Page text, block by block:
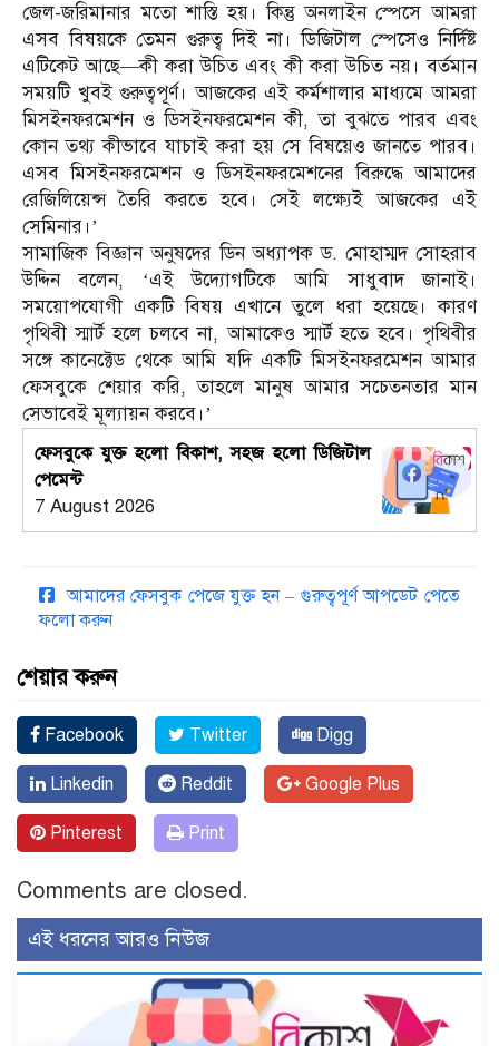
জেল-জরিমানার মতো শাস্তি হয়। কিন্তু অনলাইন স্পেসে আমরা
এসব বিষয়কে তেমন গুরুত্ব দিই না। ডিজিটাল স্পেসেও নির্দিষ্ট
এটিকেট আছে—কী করা উচিত এবং কী করা উচিত নয়। বর্তমান
সময়টি খুবই গুরুত্বপূর্ণ। আজকের এই কর্মশালার মাধ্যমে আমরা
মিসইনফরমেশন ও ডিসইনফরমেশন কী, তা বুঝতে পারব এবং
কোন তথ্য কীভাবে যাচাই করা হয় সে বিষয়েও জানতে পারব।
এসব মিসইনফরমেশন ও ডিসইনফরমেশনের বিরুদ্ধে আমাদের
রেজিলিয়েন্স তৈরি করতে হবে। সেই লক্ষ্যেই আজকের এই
সেমিনার।’
সামাজিক বিজ্ঞান অনুষদের ডিন অধ্যাপক ড. মোহাম্মদ সোহরাব
উদ্দিন বলেন, ‘এই উদ্যোগটিকে আমি সাধুবাদ জানাই।
সময়োপযোগী একটি বিষয় এখানে তুলে ধরা হয়েছে। কারণ
পৃথিবী স্মার্ট হলে চলবে না, আমাকেও স্মার্ট হতে হবে। পৃথিবীর
সঙ্গে কানেক্টেড থেকে আমি যদি একটি মিসইনফরমেশন আমার
ফেসবুকে শেয়ার করি, তাহলে মানুষ আমার সচেতনতার মান
সেভাবেই মূল্যায়ন করবে।’
ফেসবুকে যুক্ত হলো বিকাশ, সহজ হলো ডিজিটাল
পেমেন্ট
7 August 2026
আমাদের ফেসবুক পেজে যুক্ত হন – গুরুত্বপূর্ণ আপডেট পেতে
ফলো করুন
শেয়ার করুন
Facebook Twitter Digg
Linkedin Reddit Google Plus
Pinterest Print
Comments are closed.
এই ধরনের আরও নিউজ